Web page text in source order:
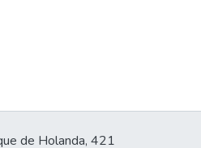
de Holanda, 421